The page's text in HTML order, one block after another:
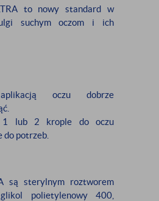
to nowy standard w
suchym oczom i ich
oczu dobrze
1 lub 2 krople do oczu
do potrzeb.
są sterylnym roztworem
polietylenowy 400,